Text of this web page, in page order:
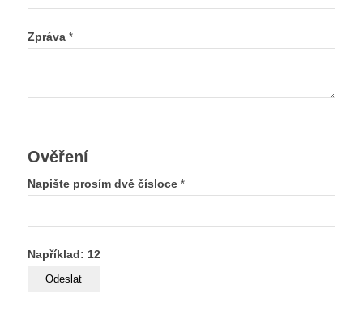
Zpráva *
Ověření
Napište prosím dvě čísloce *
Například: 12